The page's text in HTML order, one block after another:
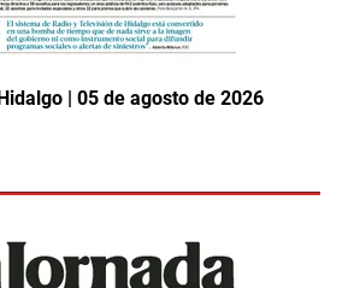
| 05 de agosto de 2026